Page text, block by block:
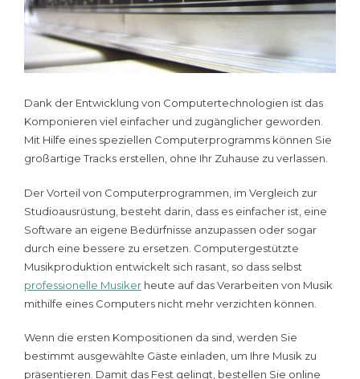
Dank der Entwicklung von Computertechnologien ist das
Komponieren viel einfacher und zugänglicher geworden.
Mit Hilfe eines speziellen Computerprogramms können Sie
großartige Tracks erstellen, ohne Ihr Zuhause zu verlassen.
Der Vorteil von Computerprogrammen, im Vergleich zur
Studioausrüstung, besteht darin, dass es einfacher ist, eine
Software an eigene Bedürfnisse anzupassen oder sogar
durch eine bessere zu ersetzen. Computergestützte
Musikproduktion entwickelt sich rasant, so dass selbst
professionelle Musiker heute auf das Verarbeiten von Musik
mithilfe eines Computers nicht mehr verzichten können.
Wenn die ersten Kompositionen da sind, werden Sie
bestimmt ausgewählte Gäste einladen, um Ihre Musik zu
präsentieren. Damit das Fest gelingt, bestellen Sie online